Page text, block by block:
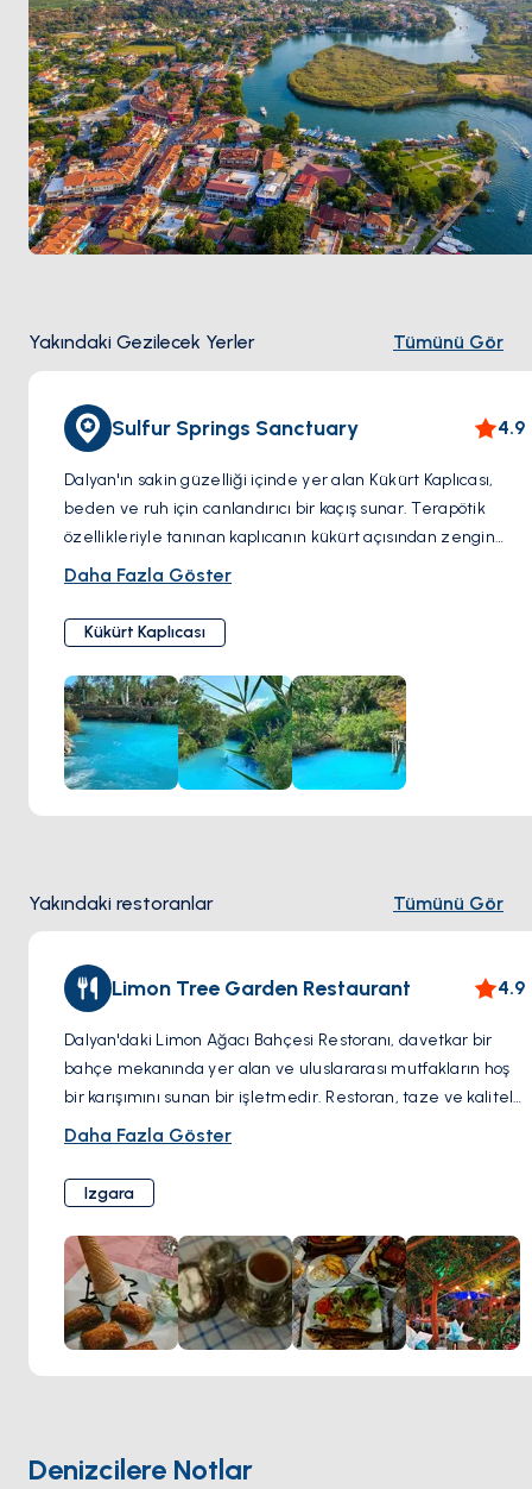
zemin hazırlayarak kendinizi bölgenin zengin tarihine
ve doğal harikalarına kaptırmanıza olanak tanıyor.
İztuzu Plajı
Dalyan'ın ilgi çekici yerlerinden biri, Akdeniz'in Dalyan
Nehri ile buluştuğu, el değmemiş altın rengi
kumlardan oluşan dünyaca ünlü İztuzu Plajı'dır. Nehir
boyunca gezinirken, caretta caretta deniz
kaplumbağalarının güneşin tadını çıkarırken veya
masmavi sularda süzülürken nefes kesen güzelliğine
keşfetmeye, sahil restoranlarında leziz Türk
sahip olduğuna inanılan canlandırıcı çamur
banyolarında gevşemeye davet ediyor.
yorgunluğunuzdan arınacağınız unutulmaz bir tatil
Yakındaki Gezilecek Yerler Tümünü Gör
Sulfur Springs Sanctuary 4.9
Dalyan'ın sakin güzelliği içinde yer alan Kükürt Kaplıcası,
beden ve ruh için canlandırıcı bir kaçış sunar. Terapötik
özellikleriyle tanınan kaplıcanın kükürt açısından zengin
suları, gevşeme ve iyileşme arayan ziyaretçileri çağırır.
daldıkça, gerilim kaybolur ve geride huzur ve yenilenme
duygusu kalır. Yemyeşil bitki örtüsü ve doğanın yatıştırıcı
sesleriyle çevrili olarak, Kükürt Kaplıcası, bütünsel sağlık için
bir sığınak sunar. Hastalıklardan rahatlama arıyorsanız veya
sadece mutlu bir gevşeme anı istiyorsanız, Dalyan'ın kükürt
kaplıcalarını ziyaret etmek, Türkiye'nin Ege kıyısının doğal
güzelliği içinde canlandırıcı bir deneyim vadeder.
Daha Fazla Göster
Kükürt Kaplıcası
Yakındaki restoranlar Tümünü Gör
Limon Tree Garden Restaurant 4.9
Dalyan'daki Limon Ağacı Bahçesi Restoranı, davetkar bir
bahçe mekanında yer alan ve uluslararası mutfakların hoş
bir karışımını sunan bir işletmedir. Restoran, taze ve kaliteli
malzemeler kullanımıyla tanınır ve her yemeğin hem
karışık ızgaralar gibi favorileri içeren bir menüye sahip
olmasıyla geniş bir lezzet yelpazesine hitap eder. Ayrıca,
Limon Ağacı Bahçesi özellikle çocuklar için uygun çeşitli
yemekleriyle takdir edilir ve pitoresk bir açık hava
ortamında aile yemeği için mükemmel bir seçenektir.
Daha Fazla Göster
Izgara
Denizcilere Notlar